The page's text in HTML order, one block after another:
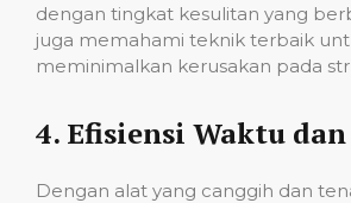
dengan tingkat kesulitan yang
juga memahami teknik terbaik
meminimalkan kerusakan pada
4. Efisiensi Waktu
Dengan alat yang canggih dan